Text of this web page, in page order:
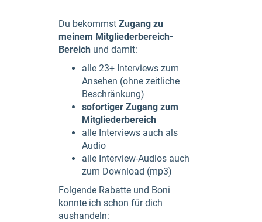
Du bekommst Zugang zu
meinem Mitgliederbereich-
Bereich und damit:
alle 23+ Interviews zum
Ansehen (ohne zeitliche
Beschränkung)
sofortiger Zugang zum
Mitgliederbereich
alle Interviews auch als
Audio
alle Interview-Audios auch
zum Download (mp3)
Folgende Rabatte und Boni
konnte ich schon für dich
aushandeln: